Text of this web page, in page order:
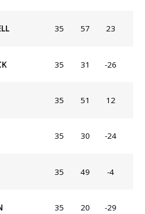
35 57 23
35 31 -26
35 51 12
35 30 -24
35 49 -4
35 20 -29